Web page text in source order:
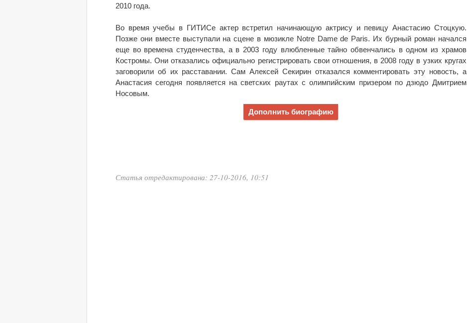
2010 года.
Во время учебы в ГИТИСе актер встретил начинающую актрису и певицу Анастасию Стоцкую.
Позже они вместе выступали на сцене в мюзикле Notre Dame de Paris. Их бурный роман начался
еще во времена студенчества, а в 2003 году влюбленные тайно обвенчались в одном из храмов
Костромы. Они отказались официально регистрировать свои отношения, в 2008 году в узких кругах
заговорили об их расставании. Сам Алексей Секирин отказался комментировать эту новость, а
Анастасия сегодня появляется на светских раутах с олимпийским призером по дзюдо Дмитрием
Носовым.
Дополнить биографию
Статья отредактирована: 27-10-2016, 10:51